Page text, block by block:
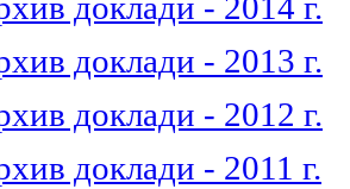
доклади - 2014 г.
доклади - 2013 г.
доклади - 2012 г.
доклади - 2011 г.